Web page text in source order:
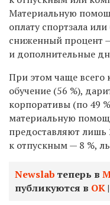
Материальную
оплату спортзала
сниженный процент
и дополнительные
При этом чаще всего
обучение (56 %),
корпоративы (по 49
материальную
предоставляют лишь
к отпускным — 8 %,
Newslab теперь в
публикуются в ОК|